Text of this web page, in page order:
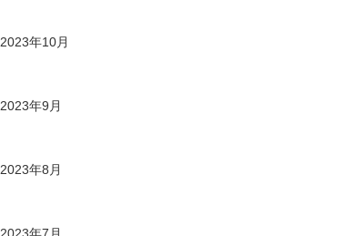
2023年10月
2023年9月
2023年8月